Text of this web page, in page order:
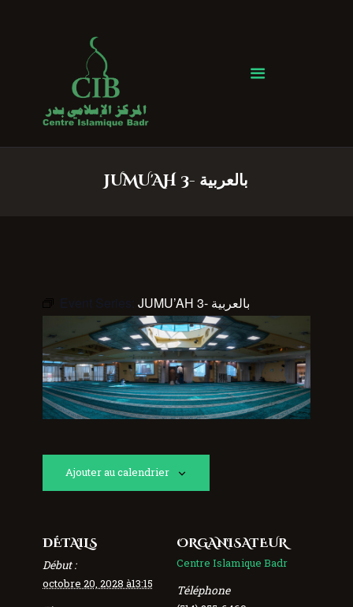
JUMU'AH 3- بالعربية
Centre Islamique Badr
Accueil
À propos
Event Series: JUMU’AH 3- بالعربية
Ajouter au calendrier
DÉTAILS
Début :
octobre 20, 2028 à13:15
ORGANISATEUR
Centre Islamique Badr
Téléphone